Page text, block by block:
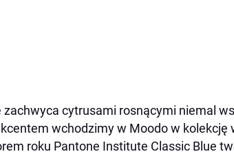
zachwyca cytrusami rosnącymi niemal
wchodzimy w Moodo w kolekcję
roku Pantone Institute Classic Blue